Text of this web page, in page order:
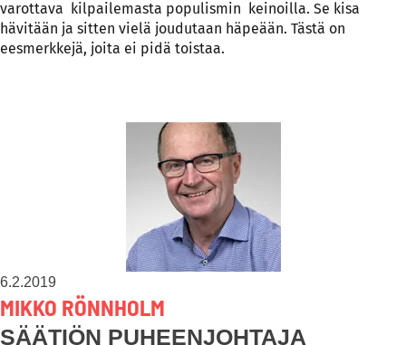
varottava kilpailemasta populismin keinoilla. Se kisa
hävitään ja sitten vielä joudutaan häpeään. Tästä on
eesmerkkejä, joita ei pidä toistaa.
6.2.2019
MIKKO RÖNNHOLM
SÄÄTIÖN PUHEENJOHTAJA